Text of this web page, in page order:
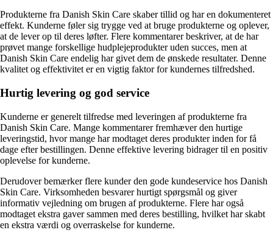
Produkterne fra Danish Skin Care skaber tillid og har en dokumenteret
effekt. Kunderne føler sig trygge ved at bruge produkterne og oplever,
at de lever op til deres løfter. Flere kommentarer beskriver, at de har
prøvet mange forskellige hudplejeprodukter uden succes, men at
Danish Skin Care endelig har givet dem de ønskede resultater. Denne
kvalitet og effektivitet er en vigtig faktor for kundernes tilfredshed.
Hurtig levering og god service
Kunderne er generelt tilfredse med leveringen af produkterne fra
Danish Skin Care. Mange kommentarer fremhæver den hurtige
leveringstid, hvor mange har modtaget deres produkter inden for få
dage efter bestillingen. Denne effektive levering bidrager til en positiv
oplevelse for kunderne.
Derudover bemærker flere kunder den gode kundeservice hos Danish
Skin Care. Virksomheden besvarer hurtigt spørgsmål og giver
informativ vejledning om brugen af produkterne. Flere har også
modtaget ekstra gaver sammen med deres bestilling, hvilket har skabt
en ekstra værdi og overraskelse for kunderne.